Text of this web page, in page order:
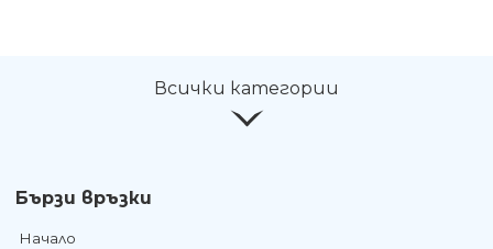
Всички категории
Бързи връзки
Начало